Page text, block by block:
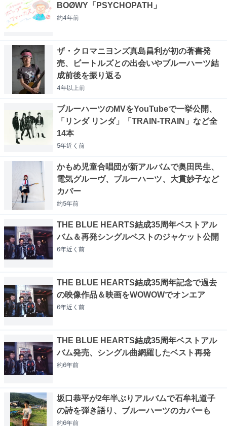
BOØWY「PSYCHOPATH」
約4年前
ザ・クロマニヨンズ真島昌利が初の著書発
売、ビートルズとの出会いやブルーハーツ結
成前後を振り返る
4年以上前
ブルーハーツのMVをYouTubeで一挙公開、
「リンダ リンダ」「TRAIN-TRAIN」など全
14本
5年近く 前
かもめ児童合唱団が新アルバムで奥田民生、
電気グルーヴ、ブルーハーツ、大貫妙子など
カバー
約5年前
THE BLUE HEARTS結成35周年ベストアル
バム＆再発シングルベストのジャケット公開
6年近く 前
THE BLUE HEARTS結成35周年記念で過去
の映像作品＆映画をWOWOWでオンエア
6年近く 前
THE BLUE HEARTS結成35周年ベストアル
バム発売、シングル曲網羅したベスト再発
約6年前
坂口恭平が2年半ぶりアルバムで石牟礼道子
の詩を弾き語り、ブルーハーツのカバーも
約6年前